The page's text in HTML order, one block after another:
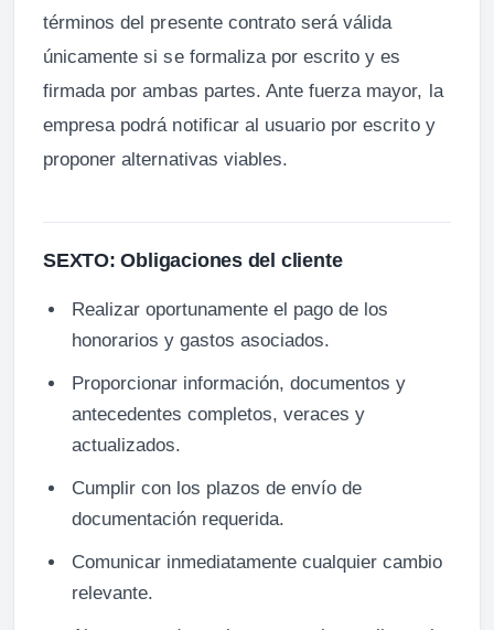
términos del presente contrato será válida
únicamente si se formaliza por escrito y es
firmada por ambas partes. Ante fuerza mayor, la
empresa podrá notificar al usuario por escrito y
proponer alternativas viables.
SEXTO: Obligaciones del cliente
Realizar oportunamente el pago de los
honorarios y gastos asociados.
Proporcionar información, documentos y
antecedentes completos, veraces y
actualizados.
Cumplir con los plazos de envío de
documentación requerida.
Comunicar inmediatamente cualquier cambio
relevante.